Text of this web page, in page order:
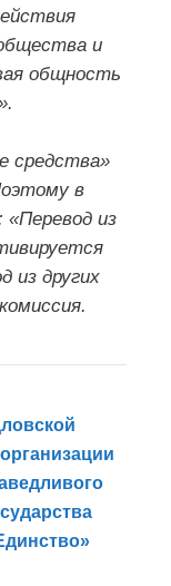
и
общность
средства»
в
из
из других